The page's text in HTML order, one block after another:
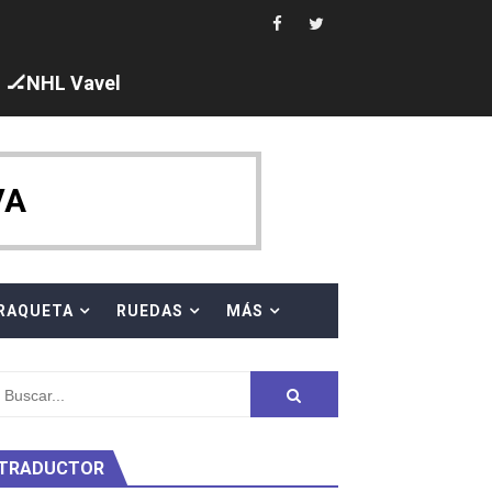
y Taddeucci. Ángela Martínez 5ª en 10km
al equipo neutral ruso, llevándose 8 medallas, seis para
🏒NHL Vavel
RAQUETA RUEDAS MÁS